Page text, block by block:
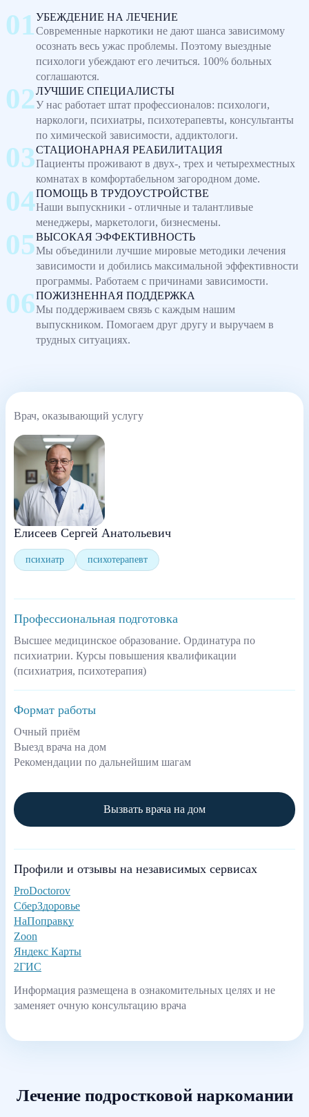
УБЕЖДЕНИЕ НА ЛЕЧЕНИЕ
Современные наркотики не дают шанса зависимому
осознать весь ужас проблемы. Поэтому выездные
психологи убеждают его лечиться. 100% больных
соглашаются.
ЛУЧШИЕ СПЕЦИАЛИСТЫ
У нас работает штат профессионалов: психологи,
наркологи, психиатры, психотерапевты, консультанты
по химической зависимости, аддиктологи.
СТАЦИОНАРНАЯ РЕАБИЛИТАЦИЯ
Пациенты проживают в двух-, трех и четырехместных
комнатах в комфортабельном загородном доме.
ПОМОЩЬ В ТРУДОУСТРОЙСТВЕ
Наши выпускники - отличные и талантливые
менеджеры, маркетологи, бизнесмены.
ВЫСОКАЯ ЭФФЕКТИВНОСТЬ
Мы объединили лучшие мировые методики лечения
зависимости и добились максимальной эффективности
программы. Работаем с причинами зависимости.
ПОЖИЗНЕННАЯ ПОДДЕРЖКА
Мы поддерживаем связь с каждым нашим
выпускником. Помогаем друг другу и выручаем в
трудных ситуациях.
Врач, оказывающий услугу
Елисеев Сергей Анатольевич
психиатр психотерапевт
Профессиональная подготовка
Высшее медицинское образование. Ординатура по
психиатрии. Курсы повышения квалификации
(психиатрия, психотерапия)
Формат работы
Очный приём
Выезд врача на дом
Рекомендации по дальнейшим шагам
Вызвать врача на дом
Профили и отзывы на независимых сервисах
ProDoctorov
СберЗдоровье
НаПоправку
Zoon
Яндекс Карты
2ГИС
Информация размещена в ознакомительных целях и не
заменяет очную консультацию врача
Лечение подростковой наркомании